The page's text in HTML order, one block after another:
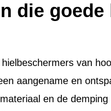
die
van
aangename en
en de